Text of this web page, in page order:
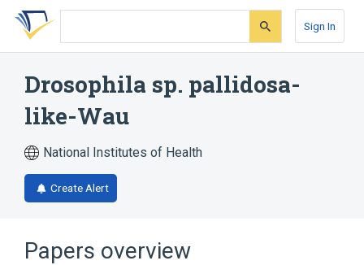
Skip
search
Skip
Skip
account
Sign In
Drosophila sp. pallidosa-
like-Wau
National Institutes of Health
Create Alert
Papers overview